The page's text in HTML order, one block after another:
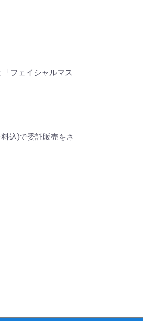
フェイシャルマス
込)で委託販売をさ